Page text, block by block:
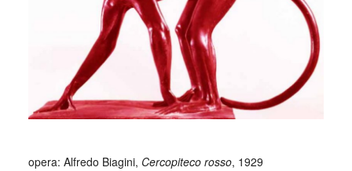
opera: Alfredo Biagini, Cercopiteco rosso, 1929